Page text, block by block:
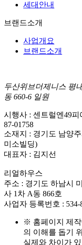
세대안내
브랜드소개
사업개요
브랜드소개
두산위브더제니스
동 660-6 일원
시행사 : 센트럴엔49
87-01758
소재지 : 경기도 남양
미소빌딩)
대표자 : 김지선
리얼하우스
주소 : 경기도 하남시
사 1차 A동 866호
사업자 등록번호 : 534-
※ 홈페이지 제
의 이해를 돕기
실제와 차이가